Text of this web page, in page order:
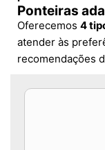
Ponteiras
Oferecemos 4
atender às
recomendações